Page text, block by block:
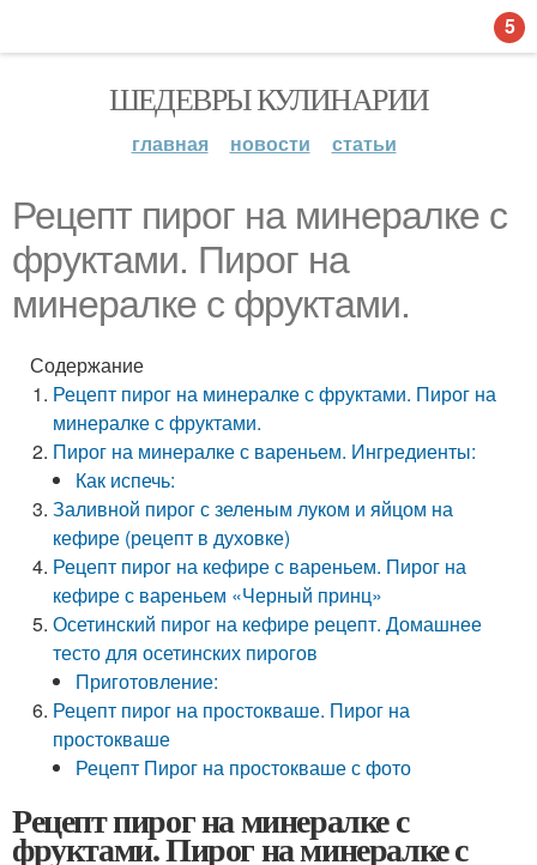
ШЕДЕВРЫ КУЛИНАРИИ
главная новости статьи
Рецепт пирог на минералке с
фруктами. Пирог на
минералке с фруктами.
Содержание
Рецепт пирог на минералке с фруктами. Пирог на
минералке с фруктами.
Пирог на минералке с вареньем. Ингредиенты:
Как испечь:
Заливной пирог с зеленым луком и яйцом на
кефире (рецепт в духовке)
Рецепт пирог на кефире с вареньем. Пирог на
кефире с вареньем «Черный принц»
Осетинский пирог на кефире рецепт. Домашнее
тесто для осетинских пирогов
Приготовление:
Рецепт пирог на простокваше. Пирог на
простокваше
Рецепт Пирог на простокваше с фото
Рецепт пирог на минералке с
фруктами. Пирог на минералке с
5